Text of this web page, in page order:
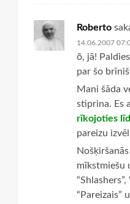
Roberto
14.06.2007
õ, jā!
par šo
Mani šāda
stiprina. Es
rīkojoties
pareizu
mīkstmiešu
“Pareizais”